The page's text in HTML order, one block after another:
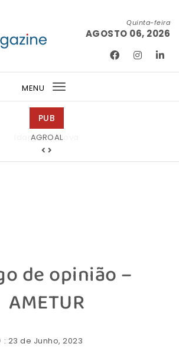
Quinta-feira
AGOSTO 06, 2026
MENU
Toggle
PUB
Idanha-a-Nova
de opinião –
AMETUR
: 23 de Junho, 2023